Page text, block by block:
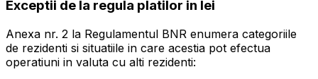
Exceptii de la regula platilor in lei
Anexa nr. 2 la Regulamentul BNR enumera categoriile
de rezidenti si situatiile in care acestia pot efectua
operatiuni in valuta cu alti rezidenti: